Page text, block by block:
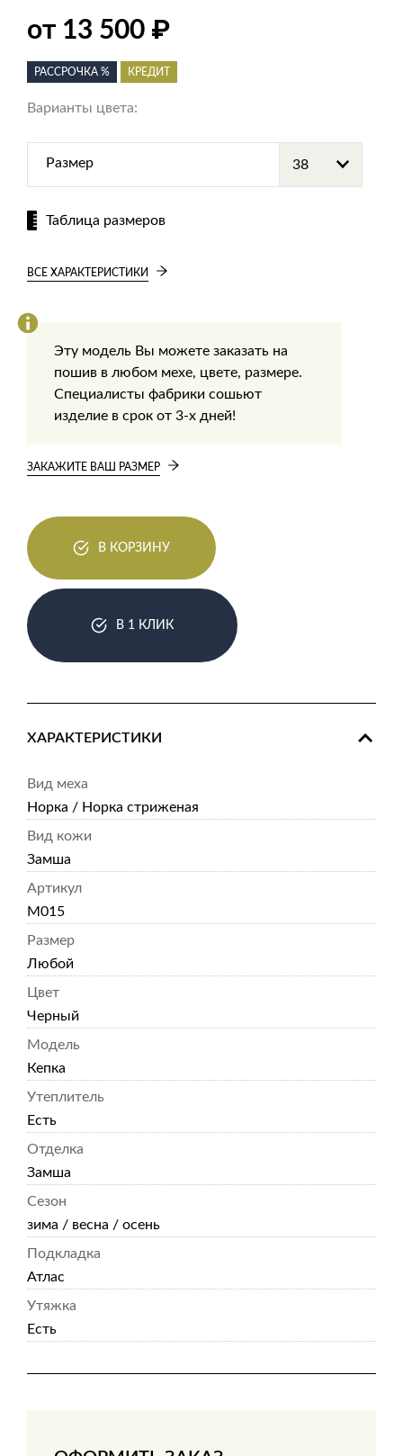
от 13 500 ₽
РАССРОЧКА % КРЕДИТ
Варианты цвета:
Размер
Таблица размеров
ВСЕ ХАРАКТЕРИСТИКИ
Эту модель Вы можете заказать на
пошив в любом мехе, цвете, размере.
Специалисты фабрики сошьют
изделие в срок от 3-х дней!
ЗАКАЖИТЕ ВАШ РАЗМЕР
В КОРЗИНУ
В 1 КЛИК
ХАРАКТЕРИСТИКИ
Вид меха
Норка / Норка стриженая
Вид кожи
Замша
Артикул
M015
Размер
Любой
Цвет
Черный
Модель
Кепка
Утеплитель
Есть
Отделка
Замша
Сезон
зима / весна / осень
Подкладка
Атлас
Утяжка
Есть